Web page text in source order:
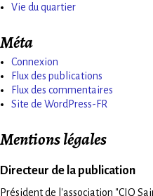
Vie du quartier
Méta
Connexion
Flux des publications
Flux des commentaires
Site de WordPress-FR
Mentions légales
Directeur de la publication
Président de l'association "CIQ